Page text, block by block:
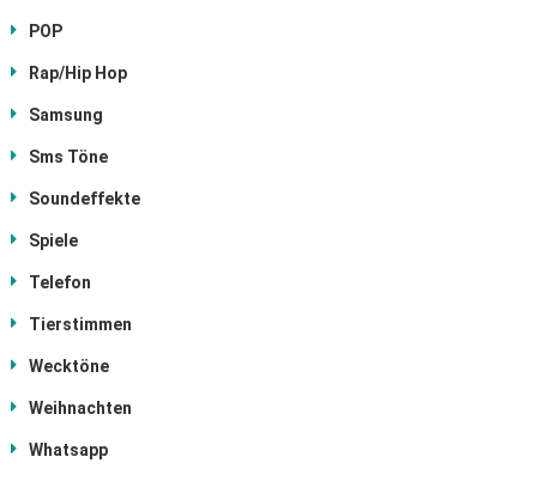
POP
Rap/Hip Hop
Samsung
Sms Töne
Soundeffekte
Spiele
Telefon
Tierstimmen
Wecktöne
Weihnachten
Whatsapp